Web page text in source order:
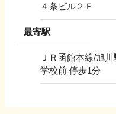
４条ビル２Ｆ
最寄駅
ＪＲ函館本線/旭
学校前 停歩1分